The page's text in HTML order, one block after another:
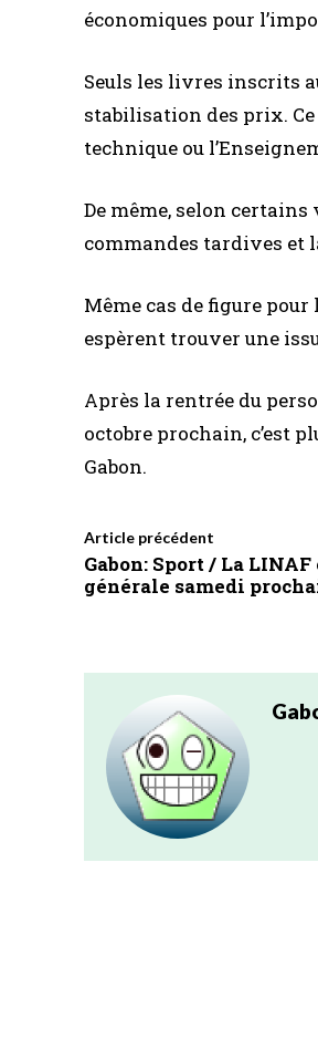
économiques pour
Seuls les livres inscrits
stabilisation des prix. Ce
technique ou
De même, selon certains
commandes tardives et
Même cas de figure
espèrent trouver une
Après la rentrée du
octobre prochain, c’est
Gabon.
Article précédent
Gabon: Sport / La
générale samedi